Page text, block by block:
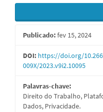
Barra
lateral
de
artigos
Publicado:fev 15, 2024
DOI: https://doi.org/
009X/2023.v9i2.10095
Palavras-chave:
Direito do Trabalho,
Dados, Privacidade.